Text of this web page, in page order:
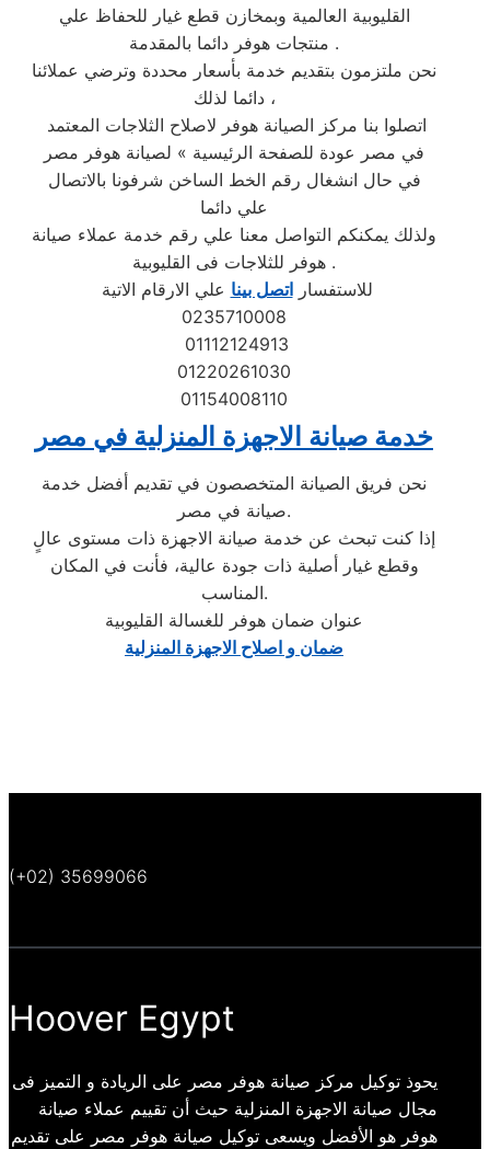
القليوبية العالمية وبمخازن قطع غيار للحفاظ علي
منتجات هوفر دائما بالمقدمة .
نحن ملتزمون بتقديم خدمة بأسعار محددة وترضي عملائنا
دائما لذلك ،
في مصر عودة للصفحة الرئيسية » لصيانة هوفر مصر
في حال انشغال رقم الخط الساخن شرفونا بالاتصال
علي دائما
ولذلك يمكنكم التواصل معنا علي رقم خدمة عملاء صيانة
هوفر للثلاجات فى القليوبية .
للاستفساراتصل بينا علي الارقام الاتية
0235710008
01112124913
01220261030
01154008110
خدمة صيانة الاجهزة المنزلية في مصر
نحن فريق الصيانة المتخصصون في تقديم أفضل خدمة
صيانة في مصر.
إذا كنت تبحث عن خدمة صيانة الاجهزة ذات مستوى عالٍ
وقطع غيار أصلية ذات جودة عالية، فأنت في المكان
المناسب.
عنوان ضمان هوفر للغسالة القليوبية
ضمان و اصلاح الاجهزة المنزلية
(+02) 35699066
Hoover Egypt
يحوذ توكيل مركز صيانة هوفر مصر على الريادة و التميز فى
مجال صيانة الاجهزة المنزلية حيث أن تقييم عملاء صيانة
هوفر هو الأفضل ويسعى توكيل صيانة هوفر مصر على تقديم